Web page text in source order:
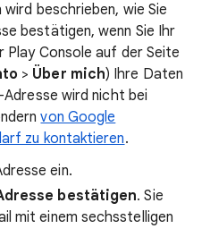
beschrieben, wie Sie
bestätigen, wenn Sie Ihr
Console auf der Seite
> Über mich) Ihre Daten
Adresse wird nicht bei
von Google
zu kontaktieren.
ein.
bestätigen. Sie
mit einem sechsstelligen